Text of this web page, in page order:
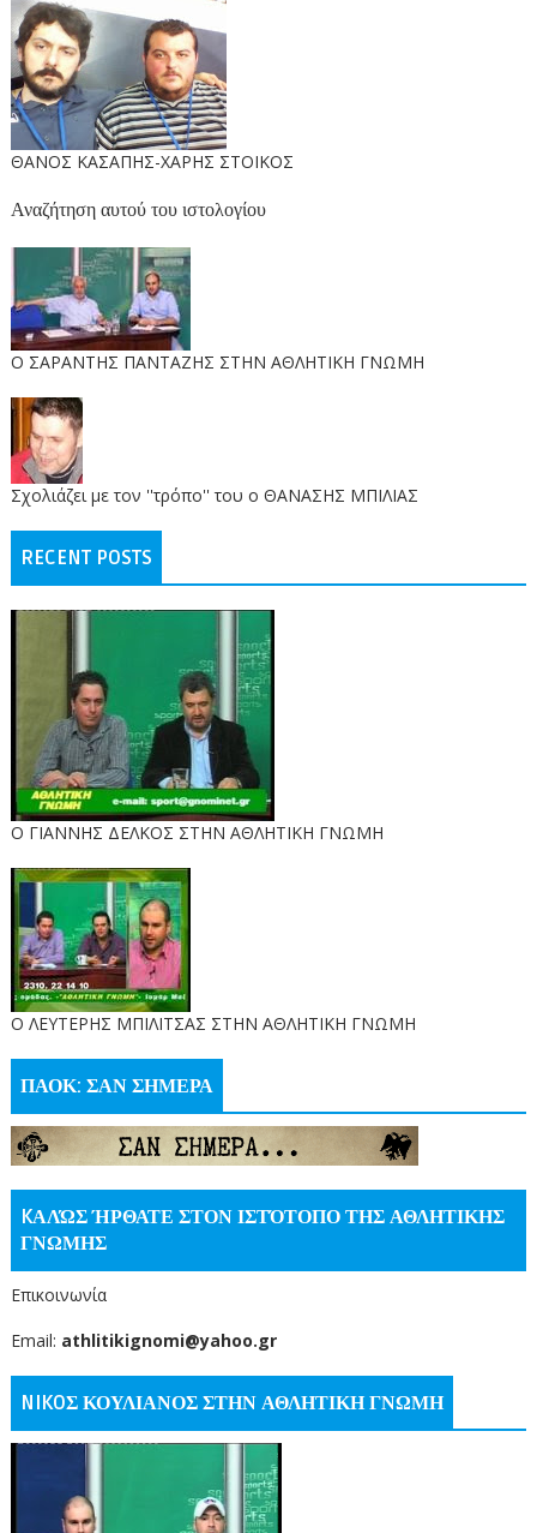
ΘΑΝΟΣ ΚΑΣΑΠΗΣ-ΧΑΡΗΣ ΣΤΟΙΚΟΣ
Αναζήτηση αυτού του ιστολογίου
O ΣΑΡΑΝΤΗΣ ΠΑΝΤΑΖΗΣ ΣΤΗΝ ΑΘΛΗΤΙΚΗ ΓΝΩΜΗ
Σχολιάζει με τον ''τρόπο'' του ο ΘΑΝΑΣΗΣ ΜΠΙΛΙΑΣ
RECENT POSTS
Ο ΓΙΑΝΝΗΣ ΔΕΛΚΟΣ ΣΤΗΝ ΑΘΛΗΤΙΚΗ ΓΝΩΜΗ
O ΛΕΥΤΕΡΗΣ ΜΠΙΛΙΤΣΑΣ ΣΤΗΝ ΑΘΛΗΤΙΚΗ ΓΝΩΜΗ
ΠΑΟΚ: ΣΑΝ ΣΗΜΕΡΑ
KΑΛΏΣ ΉΡΘΑΤΕ ΣΤΟΝ ΙΣΤΌΤΟΠΟ ΤΗΣ ΑΘΛΗΤΙΚΗΣ
ΓΝΩΜΗΣ
Επικοινωνία
Email: athlitikignomi@yahoo.gr
NIKOΣ ΚΟΥΛΙΑΝΟΣ ΣΤΗΝ ΑΘΛΗΤΙΚΗ ΓΝΩΜΗ